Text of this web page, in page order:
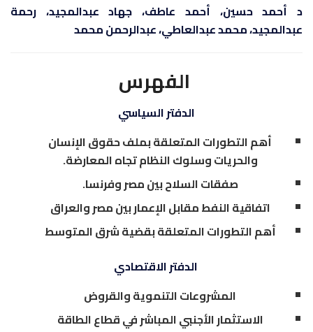
د أحمد حسين، أحمد عاطف، جهاد عبدالمجيد، رحمة
عبدالمجيد، محمد عبدالعاطي، عبدالرحمن محمد
الفهرس
الدفتر السياسي
أهم التطورات المتعلقة بملف حقوق الإنسان
والحريات وسلوك النظام تجاه المعارضة.
صفقات السلاح بين مصر وفرنسا.
اتفاقية النفط مقابل الإعمار بين مصر والعراق
أهم التطورات المتعلقة بقضية شرق المتوسط
الدفتر الاقتصادي
المشروعات التنموية والقروض
الاستثمار الأجنبي المباشر في قطاع الطاقة